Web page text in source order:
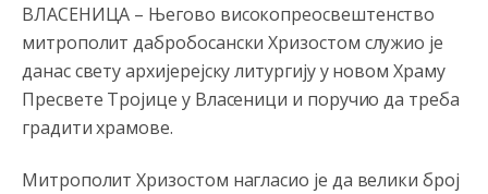
ВЛАСЕНИЦА – Његово високопреосвештенство
митрополит дабробосански Хризостом служио је
данас свету архијерејску литургију у новом Храму
Пресвете Тројице у Власеници и поручио да треба
градити храмове.
Митрополит Хризостом нагласио је да велики број